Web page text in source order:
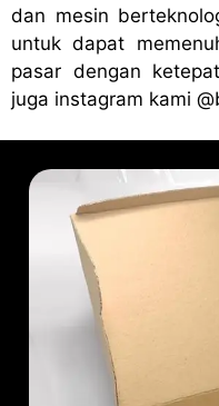
dan mesin
untuk dapat
pasar dengan
juga instagram kami